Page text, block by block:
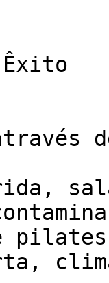
Êxito
pilates